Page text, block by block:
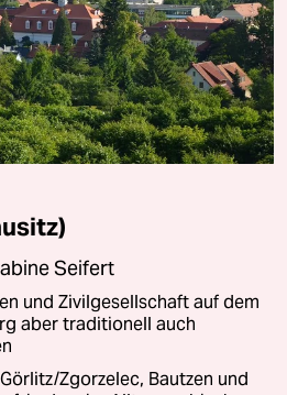
Seifert
und Zivilgesellschaft auf dem
aber traditionell auch
Zgorzelec, Bautzen und